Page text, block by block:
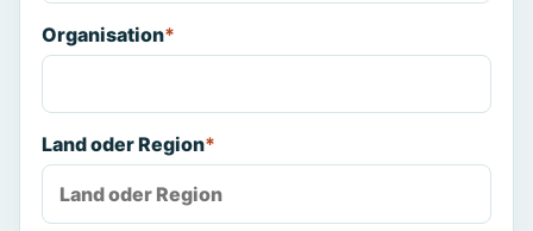
Organisation*
Land oder Region*